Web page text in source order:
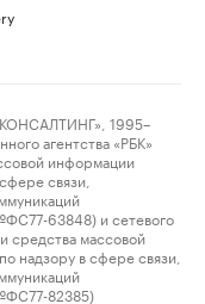
1995–
агентства «РБК»
информации
связи,
63848) и сетевого
средства массовой
надзору в сфере связи,
82385)